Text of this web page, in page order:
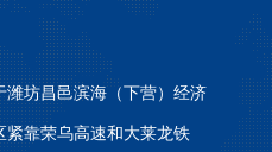
坊昌邑滨海（下营）经济
靠荣乌高速和大莱龙铁